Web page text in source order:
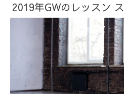
2019年GWのレッスン